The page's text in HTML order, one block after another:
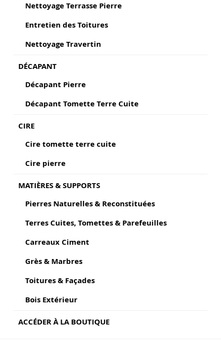
Nettoyage Terrasse Pierre
Entretien des Toitures
Nettoyage Travertin
DÉCAPANT
Décapant Pierre
Décapant Tomette Terre Cuite
CIRE
Cire tomette terre cuite
Cire pierre
MATIÈRES & SUPPORTS
Pierres Naturelles & Reconstituées
Terres Cuites, Tomettes & Parefeuilles
Carreaux Ciment
Grès & Marbres
Toitures & Façades
Bois Extérieur
ACCÉDER À LA BOUTIQUE